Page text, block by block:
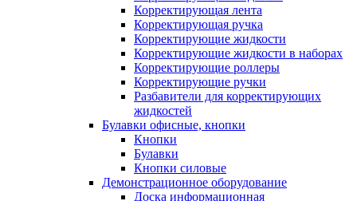
Корректирующая лента
Корректирующая ручка
Корректирующие жидкости
Корректирующие жидкости в наборах
Корректирующие роллеры
Корректирующие ручки
Разбавители для корректирующих
жидкостей
Булавки офисные, кнопки
Кнопки
Булавки
Кнопки силовые
Демонстрационное оборудование
Доска информационная